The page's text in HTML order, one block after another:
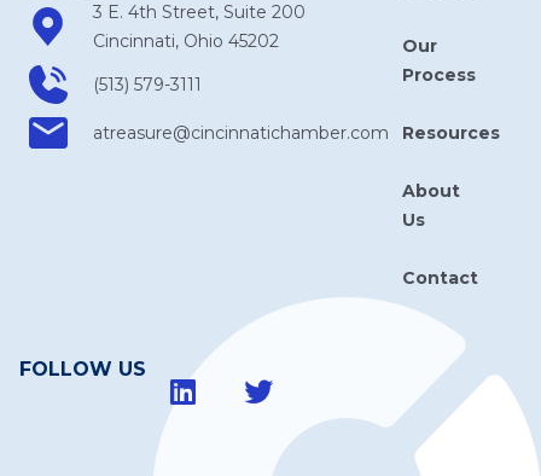
3 E. 4th Street, Suite 200
Cincinnati, Ohio 45202
(513) 579-3111
atreasure​@cincinnatichamber​.com
Our
Process
Resources
About
Us
Contact
FOLLOW US